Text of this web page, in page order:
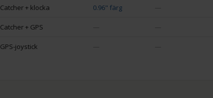
Catcher + klocka 0.96" färg
Catcher + GPS
GPS-joystick